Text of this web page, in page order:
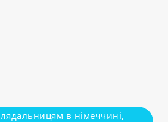
в німеччині,